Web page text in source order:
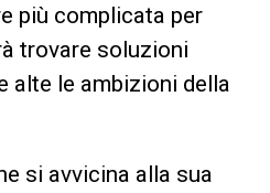
più complicata per
trovare soluzioni
alte le ambizioni della
si avvicina alla sua